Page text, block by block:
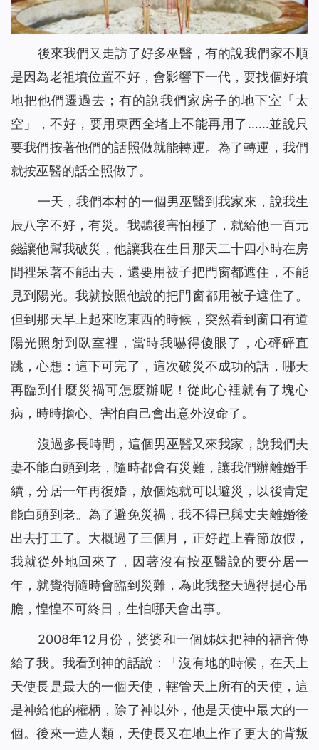
52 約拿為何被魚吞（有聲讀物）
53 我對「迦南婦人的信心」有了新的認識（有聲讀物）
為什麼只有彼得認出了主耶穌是基督？（有聲讀物）
55 主耶穌為什麼稱許彼得的信呢（有聲讀物）
後來我們又走訪了好多巫醫，有的說我們家不順
是因為老祖墳位置不好，會影響下一代，要找個好墳
地把他們遷過去；有的說我們家房子的地下室「太
空」，不好，要用東西全堵上不能再用了……並說只
要我們按著他們的話照做就能轉運。為了轉運，我們
就按巫醫的話全照做了。
一天，我們本村的一個男巫醫到我家來，說我生
辰八字不好，有災。我聽後害怕極了，就給他一百元
錢讓他幫我破災，他讓我在生日那天二十四小時在房
間裡呆著不能出去，還要用被子把門窗都遮住，不能
見到陽光。我就按照他說的把門窗都用被子遮住了。
但到那天早上起來吃東西的時候，突然看到窗口有道
陽光照射到臥室裡，當時我嚇得傻眼了，心砰砰直
跳，心想：這下可完了，這次破災不成功的話，哪天
再臨到什麼災禍可怎麼辦呢！從此心裡就有了塊心
病，時時擔心、害怕自己會出意外沒命了。
沒過多長時間，這個男巫醫又來我家，說我們夫
妻不能白頭到老，隨時都會有災難，讓我們辦離婚手
續，分居一年再復婚，放個炮就可以避災，以後肯定
能白頭到老。為了避免災禍，我不得已與丈夫離婚後
出去打工了。大概過了三個月，正好趕上春節放假，
我就從外地回來了，因著沒有按巫醫說的要分居一
年，就覺得隨時會臨到災難，為此我整天過得提心吊
膽，惶惶不可終日，生怕哪天會出事。
2008年12月份，婆婆和一個姊妹把神的福音傳
給了我。我看到神的話說：「沒有地的時候，在天上
天使長是最大的一個天使，轄管天上所有的天使，這
是神給他的權柄，除了神以外，他是天使中最大的一
個。後來一造人類，天使長又在地上作了更大的背叛